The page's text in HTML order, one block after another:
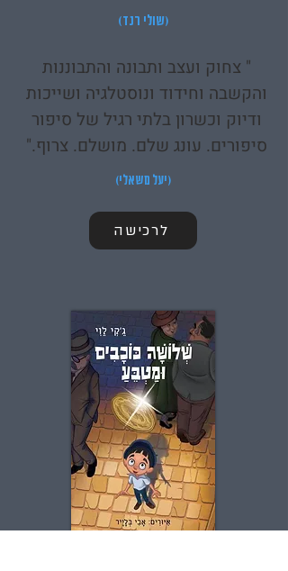
(שולי רנד)
" צחוק ועצב ותבונה והתבוננות
והקשבה וחידוד ונוסטלגיה ושייכות
ודיוק וכשרון בלתי רגיל של סיפור
סיפורים. עונג שלם. מושלם. צרוף."
(יעל משאלי)
לרכישה